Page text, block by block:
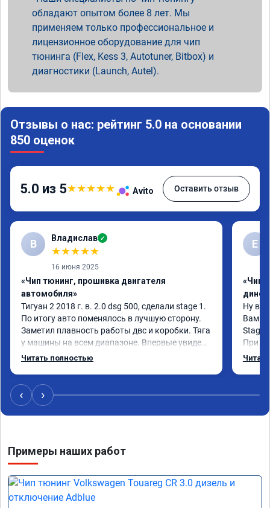
обладают опытом более 8 лет. Мы
применяем только профессиональное и
лицензионное оборудование для чип
тюнинга (Flex, Kess 3, Autotuner, Bitbox) и
диагностики (Launch, Autel).
Отзывы о нас: рейтинг 5.0 на основании
850 оценок
5.0 из 5★★★★★ Avito Оставить отзыв
В Владислав ✓
★★★★★
16 июня 2025
«Чип тюнинг, прошивка двигателя
автомобиля»
Тигуан 2 2018 г. в. 2.0 dsg 500, сделали stage 1.
По итогу авто поменялось в лучшую сторону.
Заметил плавность работы двс и коробки. Тяга
у машины на всем диапазоне. Впервые увидел
расход по трассе меньше 8 литров. Сколько
денег. Знал бы, сделал раньше.
Читать полностью
Е
«Чип
Ну
Вам!
Stage
При
было,
‹ ›
Примеры наших работ